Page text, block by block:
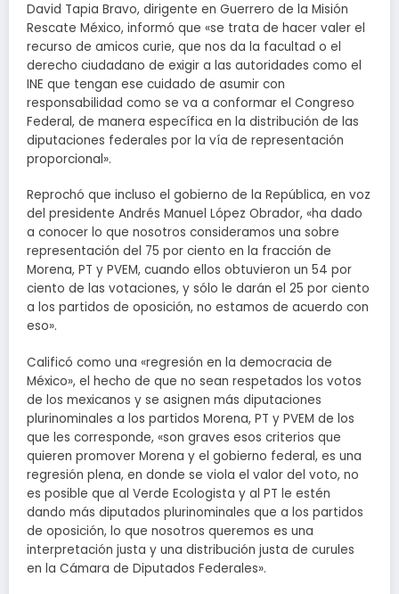
David Tapia Bravo, dirigente en Guerrero de la Misión
Rescate México, informó que «se trata de hacer valer el
recurso de amicos curie, que nos da la facultad o el
derecho ciudadano de exigir a las autoridades como el
INE que tengan ese cuidado de asumir con
responsabilidad como se va a conformar el Congreso
Federal, de manera específica en la distribución de las
diputaciones federales por la vía de representación
proporcional».
Reprochó que incluso el gobierno de la República, en voz
del presidente Andrés Manuel López Obrador, «ha dado
a conocer lo que nosotros consideramos una sobre
representación del 75 por ciento en la fracción de
Morena, PT y PVEM, cuando ellos obtuvieron un 54 por
ciento de las votaciones, y sólo le darán el 25 por ciento
a los partidos de oposición, no estamos de acuerdo con
eso».
Calificó como una «regresión en la democracia de
México», el hecho de que no sean respetados los votos
de los mexicanos y se asignen más diputaciones
plurinominales a los partidos Morena, PT y PVEM de los
que les corresponde, «son graves esos criterios que
quieren promover Morena y el gobierno federal, es una
regresión plena, en donde se viola el valor del voto, no
es posible que al Verde Ecologista y al PT le estén
dando más diputados plurinominales que a los partidos
de oposición, lo que nosotros queremos es una
interpretación justa y una distribución justa de curules
en la Cámara de Diputados Federales».